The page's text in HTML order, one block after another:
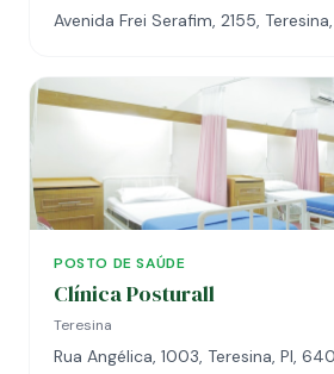
Avenida Frei Serafim, 2155,
POSTO DE SAÚDE
Clínica Posturall
Teresina
Rua Angélica, 1003, Teresina, PI,